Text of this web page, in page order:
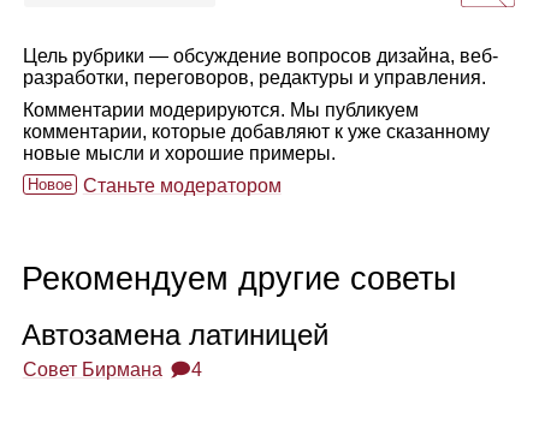
Цель рубрики — обсуждение вопросов дизайна, веб-
разработки, переговоров, редактуры и управления.
Комментарии модерируются. Мы публикуем
комментарии, которые добавляют к уже сказанному
новые мысли и хорошие примеры.
Новое Станьте модератором
Рекомендуем другие советы
Авто­за­мена лати­ни­цей
Совет Бирмана 🗩4